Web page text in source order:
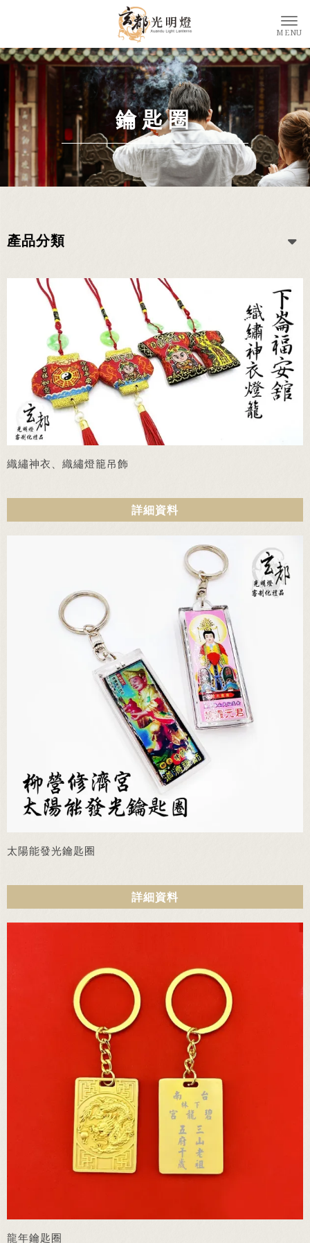
鑰匙圈
產品分類
織繡神衣、織繡燈籠吊飾
詳細資料
太陽能發光鑰匙圈
詳細資料
龍年鑰匙圈